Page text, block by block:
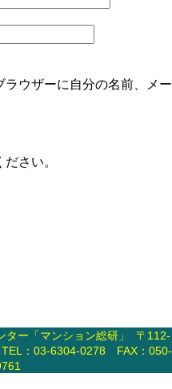
ウザーに自分の名前、メー
さい。
ー「マンション総研」 〒112-
：03-6304-0278 FAX：050-